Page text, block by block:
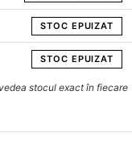
STOC EPUIZAT
STOC EPUIZAT
stocul exact în fiecare